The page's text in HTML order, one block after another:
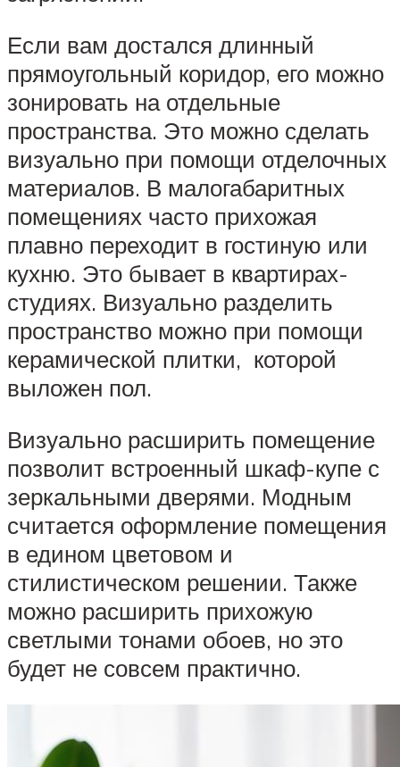
Если вам достался длинный
прямоугольный коридор, его можно
зонировать на отдельные
пространства. Это можно сделать
визуально при помощи отделочных
материалов. В малогабаритных
помещениях часто прихожая
плавно переходит в гостиную или
кухню. Это бывает в квартирах-
студиях. Визуально разделить
пространство можно при помощи
керамической плитки, которой
выложен пол.
Визуально расширить помещение
позволит встроенный шкаф-купе с
зеркальными дверями. Модным
считается оформление помещения
в едином цветовом и
стилистическом решении. Также
можно расширить прихожую
светлыми тонами обоев, но это
будет не совсем практично.